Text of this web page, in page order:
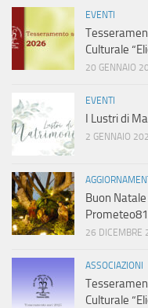
EVENTI
Culturale
20 GENNAIO
EVENTI
I Lustri di
2 GENNAIO
Buon
Prometeo81
26 DICEMBRE
ASSOCIAZIONI
Culturale